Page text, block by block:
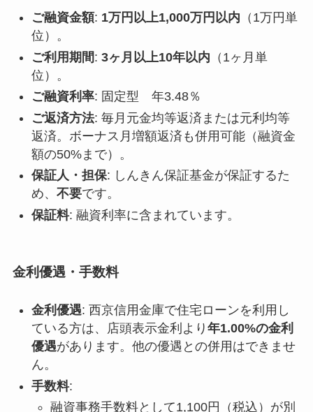
ご融資金額: 1万円以上1,000万円以内 （1万円単
位）。
ご利用期間: 3ヶ月以上10年以内 （1ヶ月単
位）。
ご融資利率: 固定型 年3.48％
ご返済方法: 毎月元金均等返済または元利均等
返済。ボーナス月増額返済も併用可能（融資金
額の50%まで）。
保証人・担保: しんきん保証基金が保証するた
め、 不要です。
保証料: 融資利率に含まれています。
金利優遇・手数料
金利優遇: 西京信用金庫で住宅ローンを利用し
ている方は、店頭表示金利より 年1.00%の金利
優遇があります。他の優遇との併用はできませ
ん。
手数料:
融資事務手数料として1,100円（税込）が別